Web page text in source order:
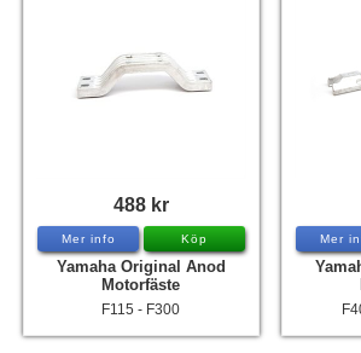
Thule - Takboxar
Begagnade Motorer & Båtar
488 kr
Mer info Köp
Yamaha Original Anod
Motorfäste
F115 - F300
Mer